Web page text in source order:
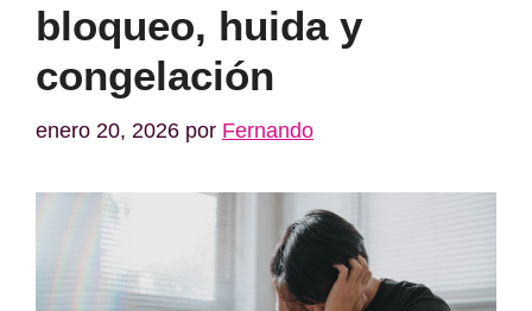
bloqueo, huida y
congelación
enero 20, 2026 por Fernando